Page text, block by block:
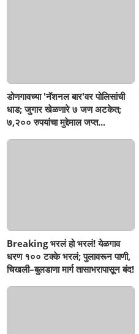
डोणगावच्या 'नॅशनल बार'वर पोलिसांची
धाड; जुगार खेळणारे ७ जण अटकेत;
७,२०० रुपयांचा मुद्देमाल जप्त...
Breaking भरलं हो भरलं! येळगाव
धरण १०० टक्के भरलं; पुलावरून पाणी,
चिखली–बुलडाणा मार्ग तासाभरापासून बंद!